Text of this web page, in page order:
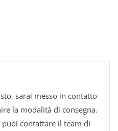
sarai messo in contatto
la modalità di consegna.
puoi contattare il team di